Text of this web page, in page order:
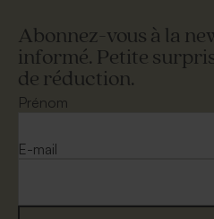
Enveloppe mariage grand
format crème
Abonnez-vous à la
informé. Petite
de réduction.
Prénom
E-mail